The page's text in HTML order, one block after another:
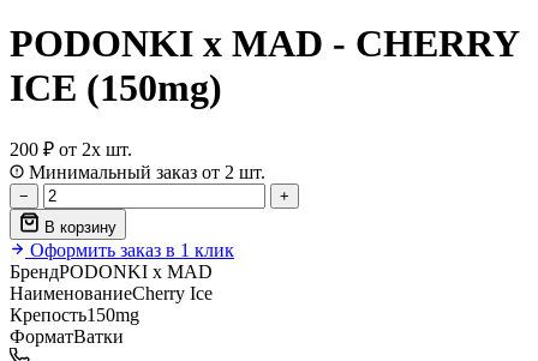
PODONKI x MAD - CHERRY
ICE (150mg)
200 ₽ от 2х шт.
Минимальный заказ от 2 шт.
−
+
В корзину
Оформить заказ в 1 клик
БрендPODONKI x MAD
НаименованиеCherry Ice
Крепость150mg
ФорматВатки